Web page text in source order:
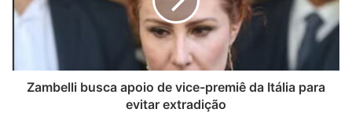
Zambelli busca apoio de vice-premiê da Itália para
evitar extradição